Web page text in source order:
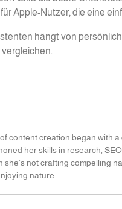
Apple-Nutzer, die eine
hängt von
content creation began with
her skills in research,
not crafting compelling
nature.